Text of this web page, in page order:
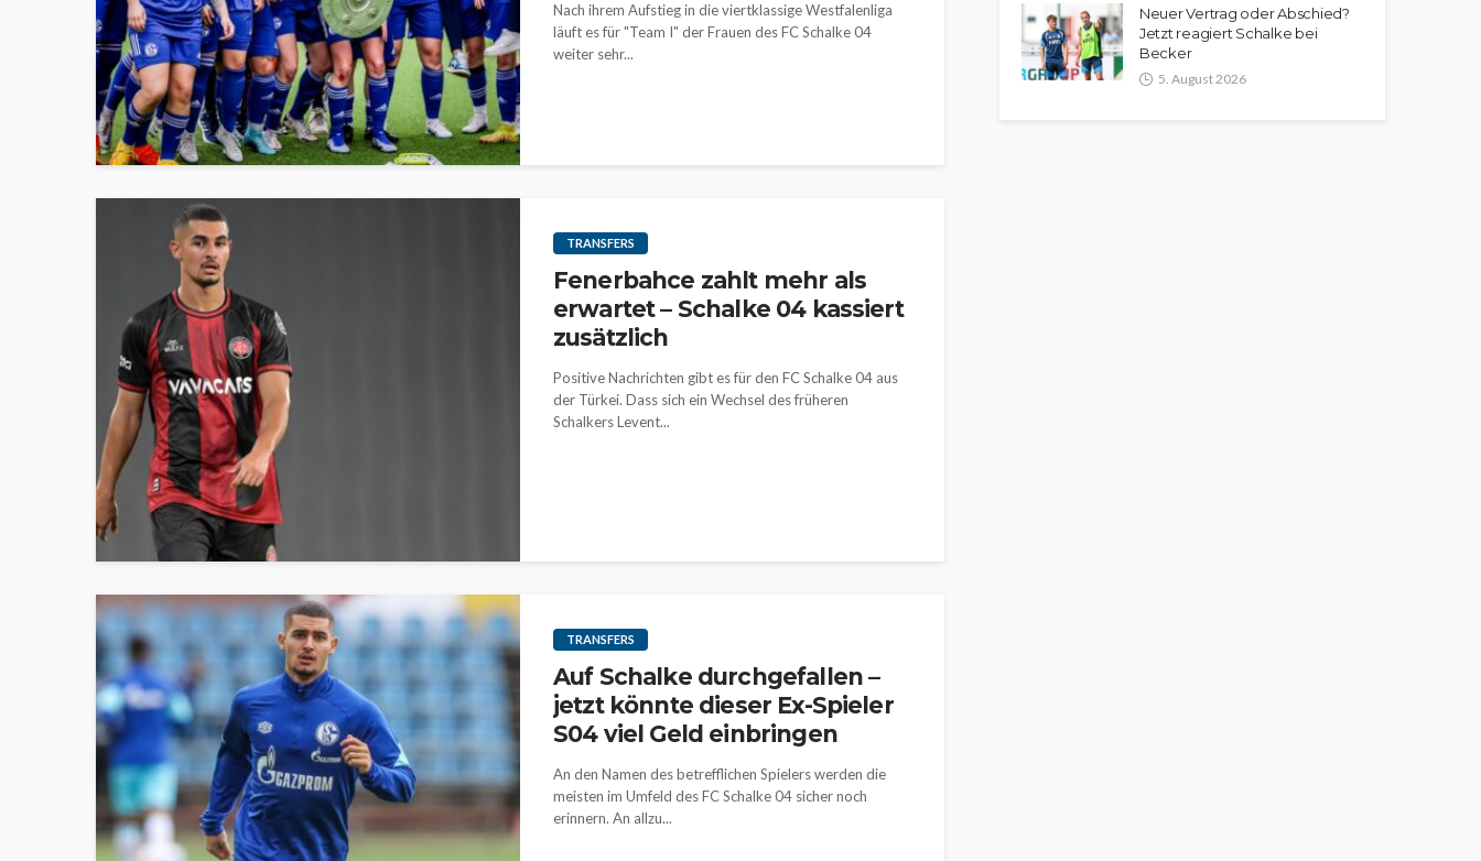
Nach ihrem Aufstieg in die viertklassige Westfalenliga
läuft es für "Team I" der Frauen des FC Schalke 04
weiter sehr...
TRANSFERS
Fenerbahce zahlt mehr als
erwartet – Schalke 04 kassiert
zusätzlich
Positive Nachrichten gibt es für den FC Schalke 04 aus
der Türkei. Dass sich ein Wechsel des früheren
Schalkers Levent...
TRANSFERS
Auf Schalke durchgefallen –
jetzt könnte dieser Ex-Spieler
S04 viel Geld einbringen
An den Namen des betrefflichen Spielers werden die
meisten im Umfeld des FC Schalke 04 sicher noch
erinnern. An allzu...
Neuer Vertrag oder Abschied?
Jetzt reagiert Schalke bei
Becker
5. August 2026